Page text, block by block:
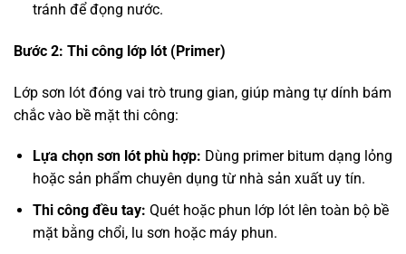
tránh để đọng nước.
Bước 2: Thi công lớp lót (Primer)
Lớp sơn lót đóng vai trò trung gian, giúp màng tự dính bám
chắc vào bề mặt thi công:
Lựa chọn sơn lót phù hợp: Dùng primer bitum dạng lỏng
hoặc sản phẩm chuyên dụng từ nhà sản xuất uy tín.
Thi công đều tay: Quét hoặc phun lớp lót lên toàn bộ bề
mặt bằng chổi, lu sơn hoặc máy phun.